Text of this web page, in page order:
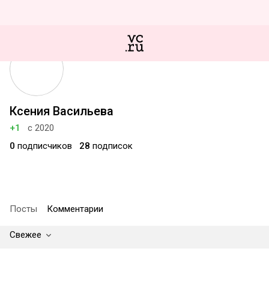
Ксения Васильева
+1
с 2020
0 подписчиков 28 подписок
Посты Комментарии
Свежее